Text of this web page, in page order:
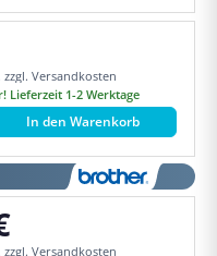
Versandkosten
Lieferzeit 1-2 Werktage
In den Warenkorb
Versandkosten